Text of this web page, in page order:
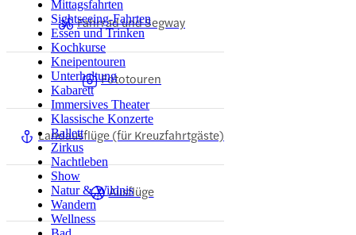
Mittagsfahrten
Sightseeing-Fahrten
Essen und Trinken
Kochkurse
Kneipentouren
Unterhaltung
Kabarett
Immersives Theater
Klassische Konzerte
Ballett
Zirkus
Nachtleben
Show
Natur & Wildnis
Wandern
Wellness
Fahrrad und Segway
Fototouren
Landausflüge (für Kreuzfahrtgäste)
Ausflüge